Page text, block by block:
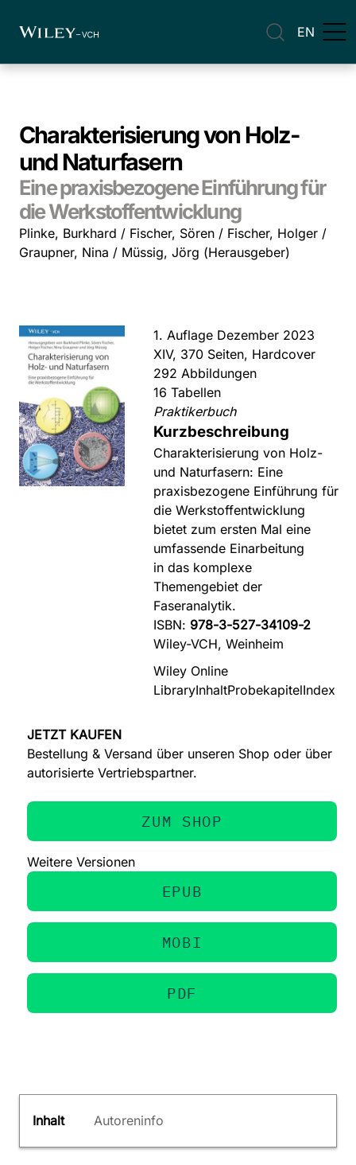
EN
Charakterisierung von Holz-
und Naturfasern
Eine praxisbezogene Einführung für
die Werkstoffentwicklung
Plinke, Burkhard / Fischer, Sören / Fischer, Holger /
Graupner, Nina / Müssig, Jörg (Herausgeber)
1. Auflage Dezember 2023
XIV, 370 Seiten, Hardcover
292 Abbildungen
16 Tabellen
Praktikerbuch
Kurzbeschreibung
Charakterisierung von Holz-
und Naturfasern: Eine
praxisbezogene Einführung für
die Werkstoffentwicklung
bietet zum ersten Mal eine
umfassende Einarbeitung
in das komplexe
Themengebiet der
Faseranalytik.
ISBN: 978-3-527-34109-2
Wiley-VCH, Weinheim
Wiley Online
LibraryInhaltProbekapitelIndex
JETZT KAUFEN
Bestellung & Versand über unseren Shop oder über
autorisierte Vertriebspartner.
ZUM SHOP
Weitere Versionen
EPUB
MOBI
PDF
Inhalt Autoreninfo